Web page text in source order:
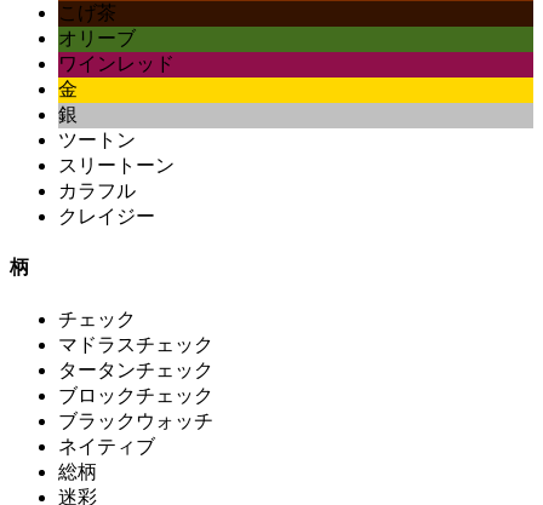
こげ茶
オリーブ
ワインレッド
金
銀
ツートン
スリートーン
カラフル
クレイジー
柄
チェック
マドラスチェック
タータンチェック
ブロックチェック
ブラックウォッチ
ネイティブ
総柄
迷彩